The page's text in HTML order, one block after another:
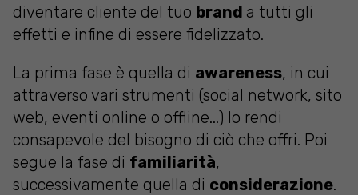
diventare cliente del tuo brand a tutti gli
effetti e infine di essere fidelizzato.
La prima fase è quella di awareness, in cui
attraverso vari strumenti (social network, sito
web, eventi online o offline...) lo rendi
consapevole del bisogno di ciò che offri. Poi
segue la fase di familiarità,
successivamente quella di considerazione.